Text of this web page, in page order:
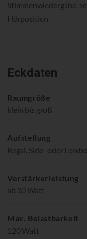
Stimmenwiedergabe,
Hörposition.
Eckdaten
Raumgröße
klein bis groß
Aufstellung
Regal, Side- oder
Verstärkerleistung
ab 30 Watt
Max. Belastbarkeit
120 Watt